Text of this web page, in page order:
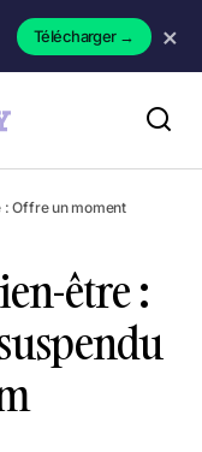
Télécharger→ ×
: Offre un moment
être :